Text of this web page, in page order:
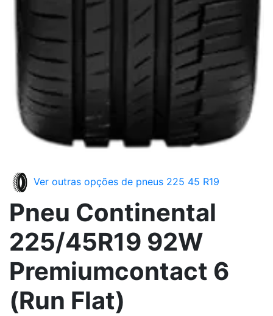
Ver outras opções de pneus 225 45 R19
Pneu Continental
225/45R19 92W
Premiumcontact 6
(Run Flat)